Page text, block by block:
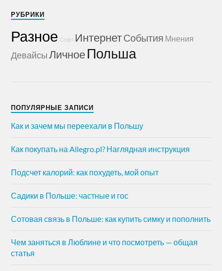
РУБРИКИ
Разное Софт ИнтернетСобытия Мнения
ДевайсыЛичноеПольша
ПОПУЛЯРНЫЕ ЗАПИСИ
Как и зачем мы переехали в Польшу
Как покупать на Allegro.pl? Наглядная инструкция
Подсчет калорий: как похудеть, мой опыт
Садики в Польше: частные и гос
Сотовая связь в Польше: как купить симку и пополнить
Чем заняться в Люблине и что посмотреть — общая
статья